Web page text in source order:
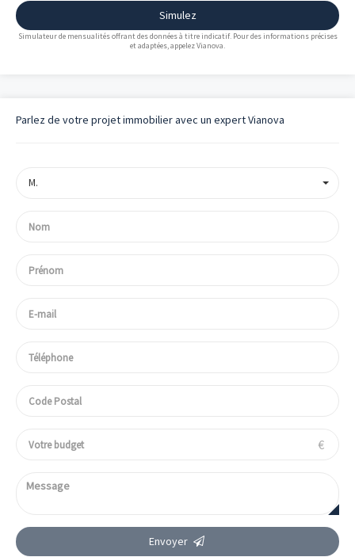
Simulez
Simulateur de mensualités offrant des données à titre indicatif. Pour des informations précises
et adaptées, appelez Vianova.
Parlez de votre projet immobilier avec un expert Vianova
M.
€
Envoyer